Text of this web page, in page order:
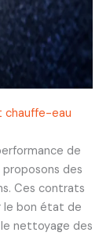
chauffe-eau
de
proposons des
Ces contrats
le bon état de
nettoyage des